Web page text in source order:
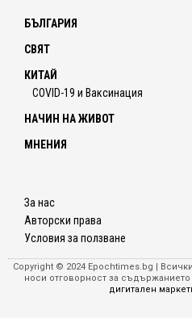
БЪЛГАРИЯ
СВЯТ
КИТАЙ
COVID-19 и Ваксинация
НАЧИН НА ЖИВОТ
МНЕНИЯ
За нас
Авторски права
Условия за ползване
Copyright © 2024 Epochtimes.bg |
носи отговорност за
дигитален